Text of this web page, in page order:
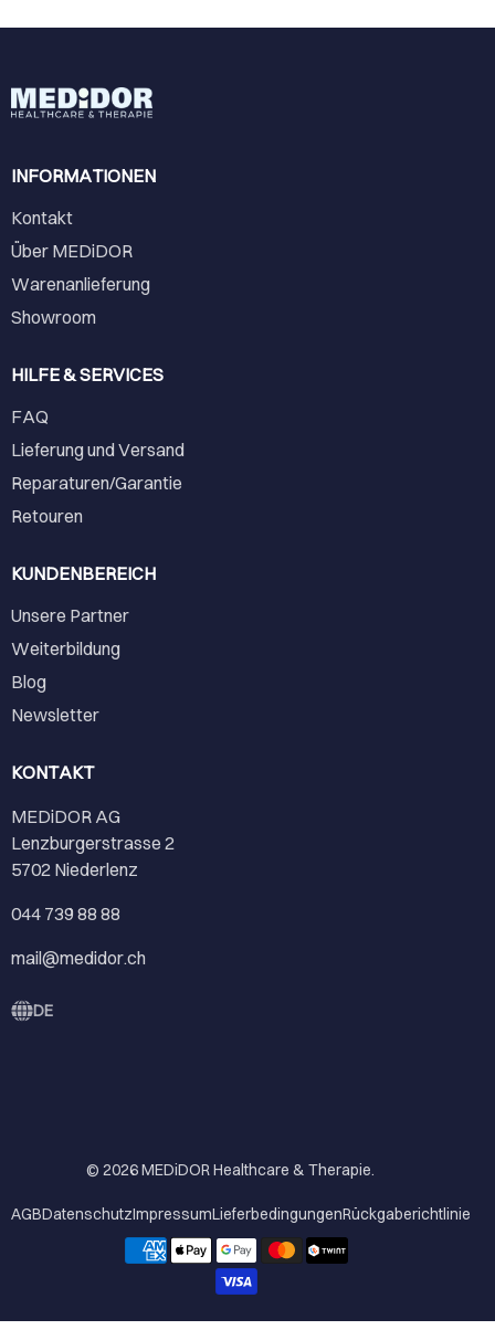
INFORMATIONEN
Kontakt
Über MEDiDOR
Warenanlieferung
Showroom
HILFE & SERVICES
FAQ
Lieferung und Versand
Reparaturen/Garantie
Retouren
KUNDENBEREICH
Unsere Partner
Weiterbildung
Blog
Newsletter
KONTAKT
MEDiDOR AG
Lenzburgerstrasse 2
5702 Niederlenz
044 739 88 88
mail@medidor.ch
DE
© 2026MEDiDOR Healthcare & Therapie.
AGBDatenschutzImpressumLieferbedingungenRückgaberichtlinie